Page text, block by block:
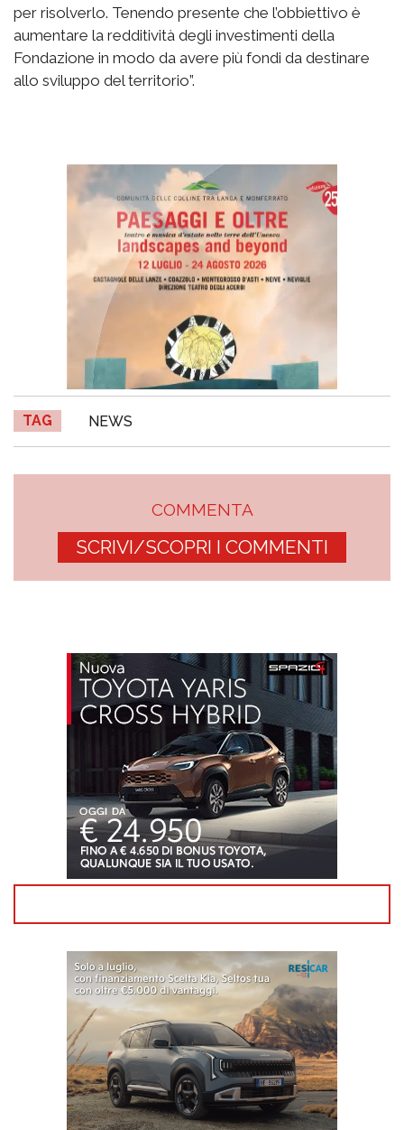
per risolverlo. Tenendo presente che l’obbiettivo è
aumentare la redditività degli investimenti della
Fondazione in modo da avere più fondi da destinare
allo sviluppo del territorio”.
TAG NEWS
COMMENTA
SCRIVI/SCOPRI I COMMENTI